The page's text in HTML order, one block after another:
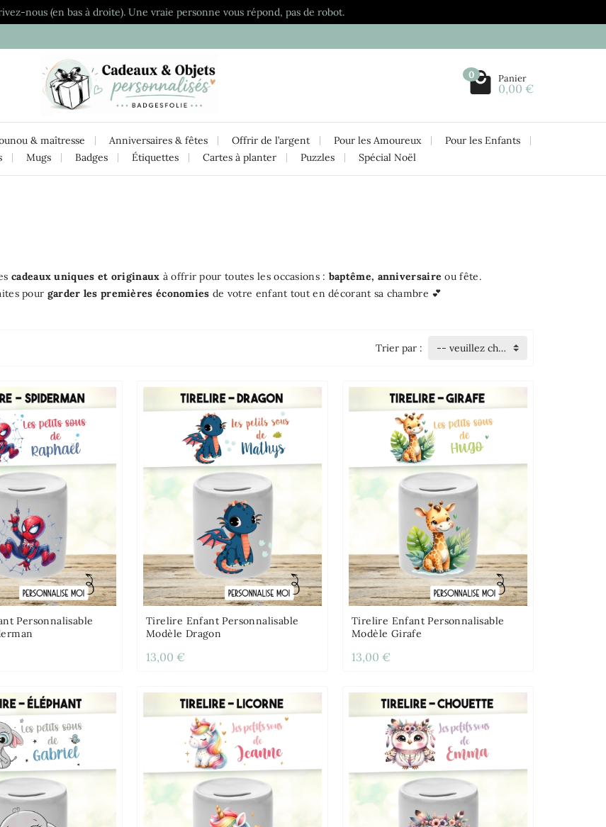
nous (en bas à droite). Une vraie personne vous répond, pas de robot.
0 Panier
0,00 €
& maîtresse Anniversaires & fêtes Offrir de l’argent Pour les Amoureux
Pour les Enfants
Mugs Badges Étiquettes Cartes à planter Puzzles Spécial Noël
cadeaux uniques et originaux à offrir pour toutes les occasions : baptême, anniversaire ou fête.
pour garder les premières économies de votre enfant tout en décorant sa chambre 💕
Trier par : -- veuillez choisir --
Personnalisable
Tirelire Enfant Personnalisable
Modèle Dragon
13,00 €
Tirelire Enfant Personnalisable
Modèle Girafe
13,00 €